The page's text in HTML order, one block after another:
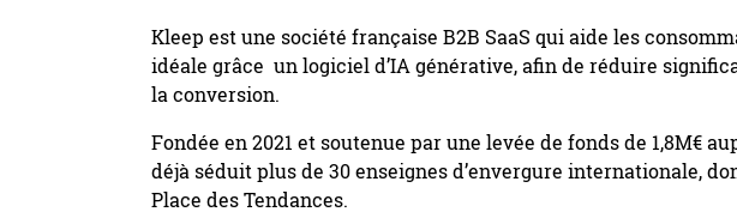
Kleep est une société française B2B SaaS qui aide les
idéale grâce un logiciel d’IA générative, afin de réduire
la conversion.
Fondée en 2021 et soutenue par une levée de fonds de 1,8M€
déjà séduit plus de 30 enseignes d’envergure internationale,
Place des Tendances.